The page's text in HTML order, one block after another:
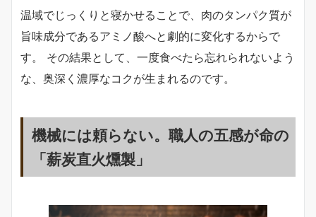
温域でじっくりと寝かせることで、肉のタンパク質が
旨味成分であるアミノ酸へと劇的に変化するからで
す。 その結果として、一度食べたら忘れられないよう
な、奥深く濃厚なコクが生まれるのです。
機械には頼らない。職人の五感が命の
「薪炭直火燻製」